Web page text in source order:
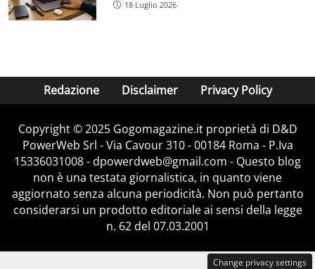
18 Luglio 2026
Redazione Disclaimer Privacy Policy
Copyright © 2025 Gogomagazine.it proprietà di D&D
PowerWeb Srl - Via Cavour 310 - 00184 Roma - P.Iva
15336031008 - dpowerdweb@gmail.com - Questo blog
non è una testata giornalistica, in quanto viene
aggiornato senza alcuna periodicità. Non può pertanto
considerarsi un prodotto editoriale ai sensi della legge
n. 62 del 07.03.2001
Change privacy settings